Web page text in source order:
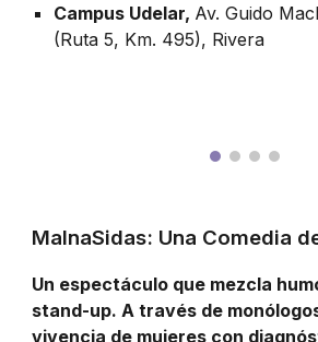
Campus Udelar, Av. Guido
(Ruta 5, Km. 495), Rivera
MalnaSidas: Una Comedia
Un espectáculo que mezcla
stand-up. A través de
vivencia de mujeres con